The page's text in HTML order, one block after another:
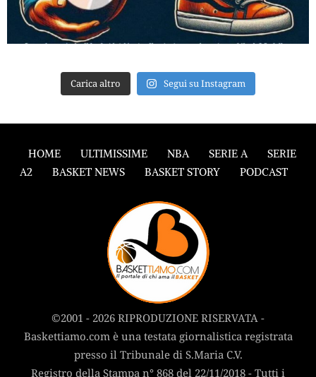
Carica altro Segui su Instagram
HOME ULTIMISSIME NBA SERIE A
SERIE
A2
BASKET NEWS BASKET STORY PODCAST
©2001 - 2026 RIPRODUZIONE RISERVATA -
Baskettiamo.com è una testata giornalistica registrata
presso il Tribunale di S.Maria C.V.
Registro della Stampa n° 868 del 22/11/2018 - Tutti i